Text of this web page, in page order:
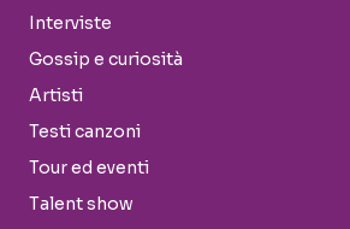
Interviste
Gossip e curiosità
Artisti
Testi canzoni
Tour ed eventi
Talent show